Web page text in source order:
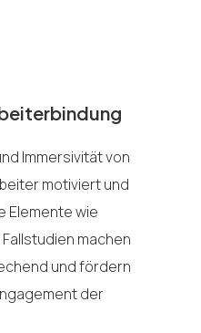
Immersivität von
motiviert und
Elemente wie
machen
und fördern
der